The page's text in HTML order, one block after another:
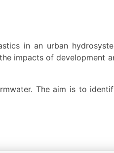
in an urban
impacts of development
The aim is to